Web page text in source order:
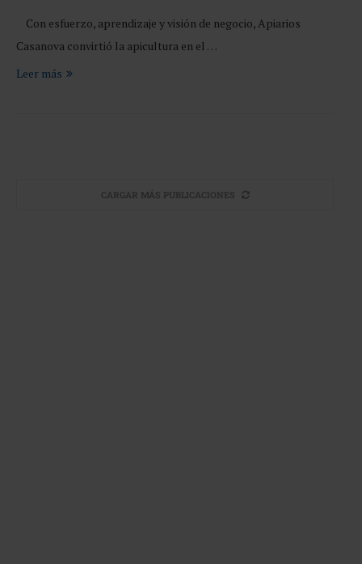
Con esfuerzo, aprendizaje y visión de negocio, Apiarios
Casanova convirtió la apicultura en el …
Leer más
CARGAR MÁS PUBLICACIONES